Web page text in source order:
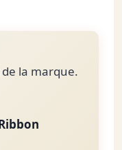
de la marque.